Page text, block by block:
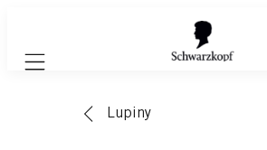
Mobile navigation
Lupiny